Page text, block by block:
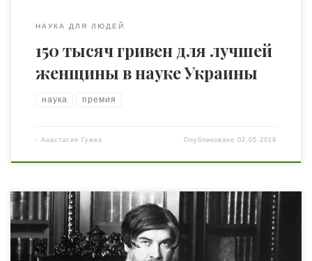
НАУКА ДЛЯ ЛЮДЕЙ
150 тысяч гривен для лучшей
женщины в науке Украины
наука премия
- Анастасия Гужва Опубликовано02.05.2019
Соединённые штаты Америки — Принстонский
университет, один из самых известных в мире. Именно